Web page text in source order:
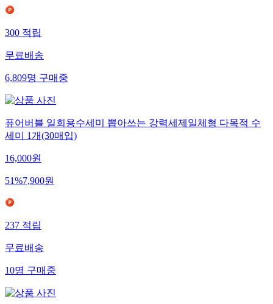
300적립
무료배송
6,809명구매중
퓨어버블 일회용수세미 뽑아쓰는 강력세제일체형 다목적 수
세미 1개(30매입)
16,000원
51%7,900원
237적립
무료배송
10명구매중